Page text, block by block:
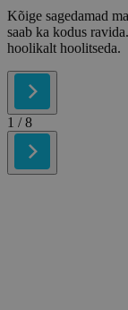
Kõige sagedamad
saab ka kodus
hoolikalt hoolitseda.
1 / 8